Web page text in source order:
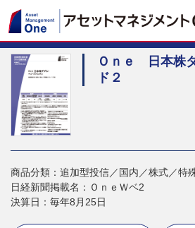
Ｏｎｅ 日本株
ド２
商品分類：追加型投信／国内／株式／特
日経新聞掲載名：ＯｎｅＷベ2
決算日：毎年8月25日